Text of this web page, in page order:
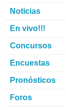
Noticias
En vivo!!!
Concursos
Encuestas
Pronósticos
Foros